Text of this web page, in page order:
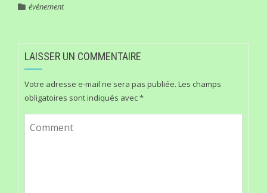
événement
LAISSER UN COMMENTAIRE
Votre adresse e-mail ne sera pas publiée. Les champs
obligatoires sont indiqués avec*